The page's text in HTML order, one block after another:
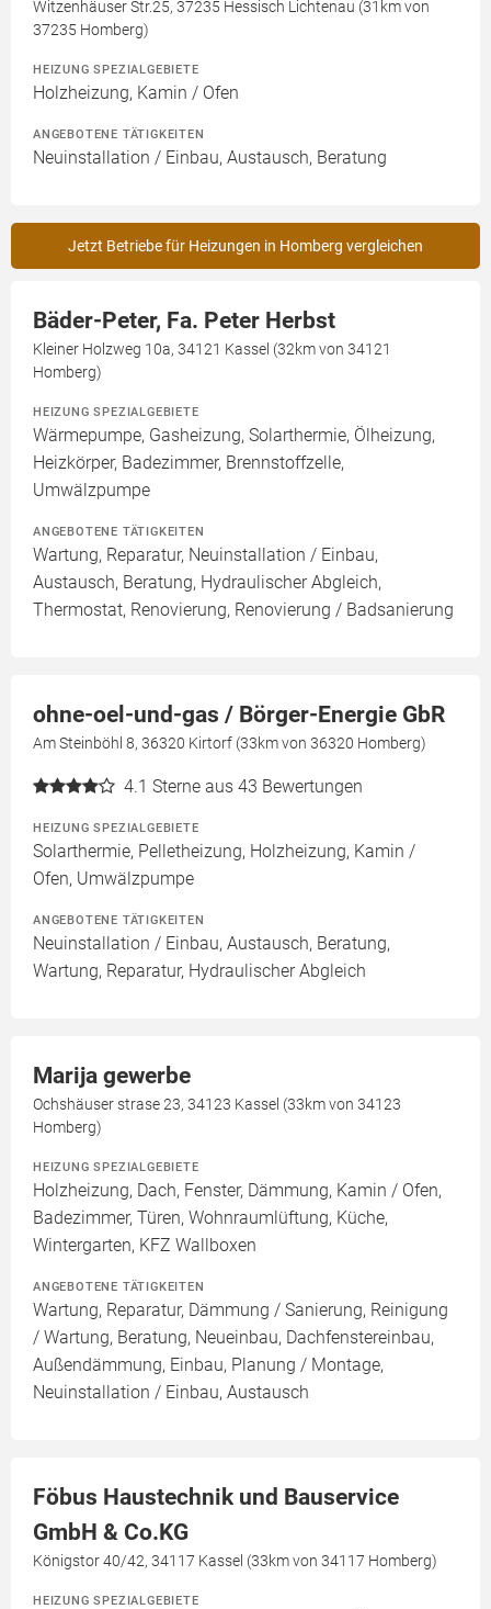
Witzenhäuser Str.25, 37235 Hessisch Lichtenau (31km von
37235 Homberg)
HEIZUNG SPEZIALGEBIETE
Holzheizung, Kamin / Ofen
ANGEBOTENE TÄTIGKEITEN
Neuinstallation / Einbau, Austausch, Beratung
Jetzt Betriebe für Heizungen in Homberg vergleichen
Bäder-Peter, Fa. Peter Herbst
Kleiner Holzweg 10a, 34121 Kassel (32km von 34121
Homberg)
HEIZUNG SPEZIALGEBIETE
Wärmepumpe, Gasheizung, Solarthermie, Ölheizung,
Heizkörper, Badezimmer, Brennstoffzelle,
Umwälzpumpe
ANGEBOTENE TÄTIGKEITEN
Wartung, Reparatur, Neuinstallation / Einbau,
Austausch, Beratung, Hydraulischer Abgleich,
Thermostat, Renovierung, Renovierung / Badsanierung
ohne-oel-und-gas / Börger-Energie GbR
Am Steinböhl 8, 36320 Kirtorf (33km von 36320 Homberg)
4.1 Sterne aus 43 Bewertungen
HEIZUNG SPEZIALGEBIETE
Solarthermie, Pelletheizung, Holzheizung, Kamin /
Ofen, Umwälzpumpe
ANGEBOTENE TÄTIGKEITEN
Neuinstallation / Einbau, Austausch, Beratung,
Wartung, Reparatur, Hydraulischer Abgleich
Marija gewerbe
Ochshäuser strase 23, 34123 Kassel (33km von 34123
Homberg)
HEIZUNG SPEZIALGEBIETE
Holzheizung, Dach, Fenster, Dämmung, Kamin / Ofen,
Badezimmer, Türen, Wohnraumlüftung, Küche,
Wintergarten, KFZ Wallboxen
ANGEBOTENE TÄTIGKEITEN
Wartung, Reparatur, Dämmung / Sanierung, Reinigung
/ Wartung, Beratung, Neueinbau, Dachfenstereinbau,
Außendämmung, Einbau, Planung / Montage,
Neuinstallation / Einbau, Austausch
Föbus Haustechnik und Bauservice
GmbH & Co.KG
Königstor 40/42, 34117 Kassel (33km von 34117 Homberg)
HEIZUNG SPEZIALGEBIETE